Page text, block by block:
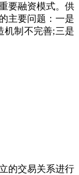
要融资模式。供
主要问题：一是
机制不完善;三是
的交易关系进行